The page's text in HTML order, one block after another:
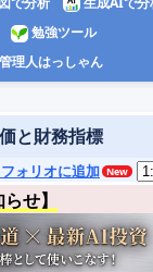
勉強ツール
管理人はっしゃん
と財務指標
ォリオに追加
せ】